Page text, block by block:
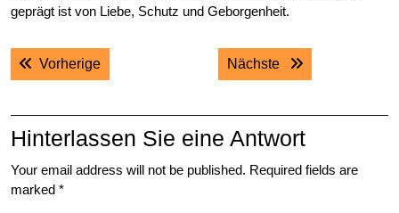
geprägt ist von Liebe, Schutz und Geborgenheit.
Post
navigation
VorherigePrevious post: Nächste Next post:
Hinterlassen Sie eine Antwort
Your email address will not be published. Required fields are
marked *